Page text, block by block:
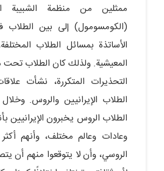
ممثلين من منظمة الشبيبة
(الكومسومول) إلى بين الطلاب
الأساتذة بمسائل الطلاب
المعيشية. ولذلك كان الطلاب تحت
التحذيرات المتكررة، نشأت
الطلاب الإيرانيين والروس.
الطلاب الروس يخبرون الإيرانيين
وعادات وعالم مختلف، وأنهم
الروسي، وأن لا يتوقعوا منهم أن